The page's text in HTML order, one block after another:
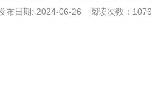
布日期: 2024-06-26 阅读次数： 1076